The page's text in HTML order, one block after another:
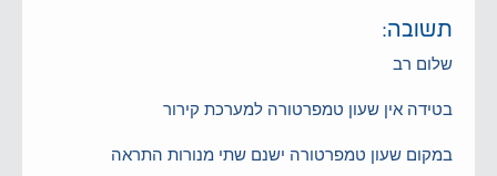
תשובה:
שלום רב
בטידה אין שעון טמפרטורה למערכת קירור
במקום שעון טמפרטורה ישנם שתי מנורות התראה